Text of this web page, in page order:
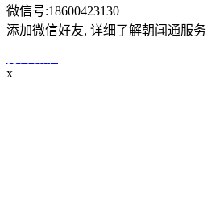
微信号:18600423130
添加微信好友, 详细了解朝闻通服务
x